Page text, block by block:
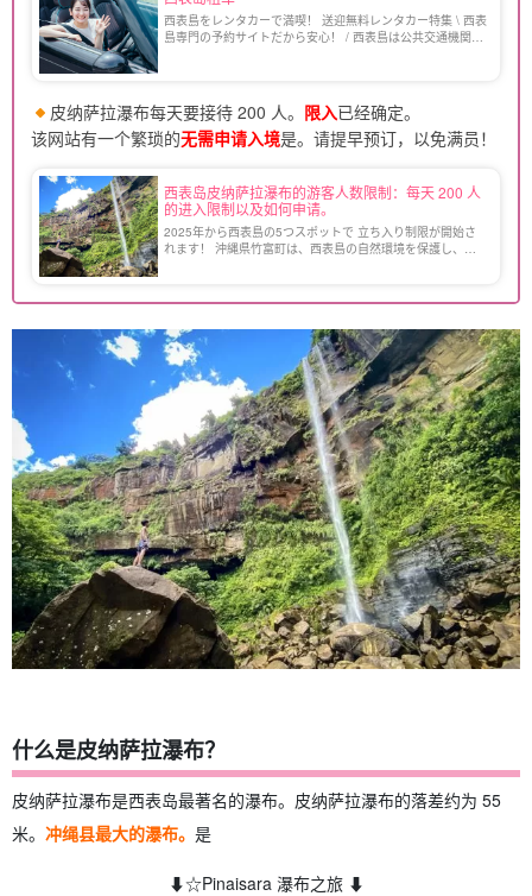
西表島をレンタカーで満喫！ 送迎無料レンタカー特集 \ 西表
島専門の予約サイトだから安心！ / 西表島は公共交通機関の
皮纳萨拉瀑布每天要接待 200 人。 限入已经确定。
该网站有一个繁琐的无需申请入境是。请提早预订，以免满员！
西表岛皮纳萨拉瀑布的游客人数限制：每天 200 人
的进入限制以及如何申请。
2025年から西表島の5つスポットで 立ち入り制限が開始さ
れます！ 沖縄県竹富町は、西表島の自然環境を保護し、持
[…]
什么是皮纳萨拉瀑布？
皮纳萨拉瀑布是西表岛最著名的瀑布。皮纳萨拉瀑布的落差约为 55
米。 冲绳县最大的瀑布。 是
⬇︎☆Pinaisara 瀑布之旅 ⬇︎